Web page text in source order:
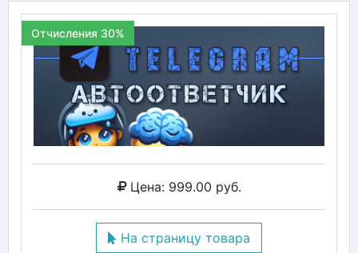
Отчисления 30%
Цена: 999.00 руб.
На страницу товара